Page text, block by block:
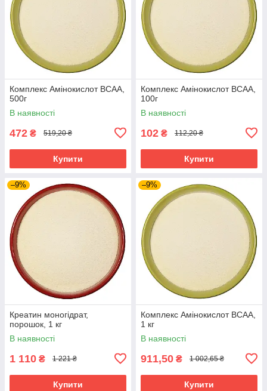
Комплекс Амінокислот ВСАА,
500г
В наявності
472 ₴ 519,20 ₴
Купити
Комплекс Амінокислот ВСАА,
100г
В наявності
102 ₴ 112,20 ₴
Купити
–9%
Креатин моногідрат,
порошок, 1 кг
В наявності
1 110 ₴ 1 221 ₴
Купити
–9%
Комплекс Амінокислот ВСАА,
1 кг
В наявності
911,50 ₴ 1 002,65 ₴
Купити